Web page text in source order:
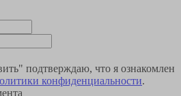
подтверждаю, что я ознакомлен
конфиденциальности.